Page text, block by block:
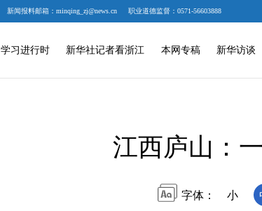
新闻报料邮箱：minqing_zj@news.cn 职业道德监督：0571-56603888
学习进行时 新华社记者看浙江 本网专稿 新华访谈
江西庐山：
字体： 小